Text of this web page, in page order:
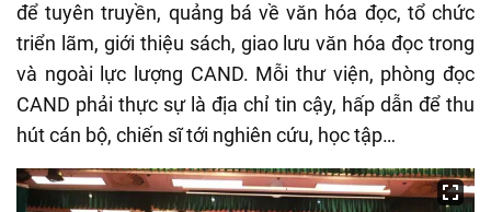
để tuyên truyền, quảng bá về văn hóa đọc, tổ chức
triển lãm, giới thiệu sách, giao lưu văn hóa đọc trong
và ngoài lực lượng CAND. Mỗi thư viện, phòng đọc
CAND phải thực sự là địa chỉ tin cậy, hấp dẫn để thu
hút cán bộ, chiến sĩ tới nghiên cứu, học tập…